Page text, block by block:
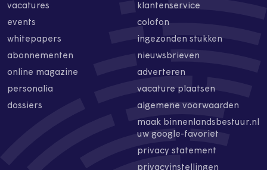
vacatures
events
whitepapers
abonnementen
online magazine
personalia
dossiers
klantenservice
colofon
ingezonden stukken
nieuwsbrieven
adverteren
vacature plaatsen
algemene voorwaarden
maak binnenlandsbestuur.nl
uw google-favoriet
privacy statement
privacyinstellingen